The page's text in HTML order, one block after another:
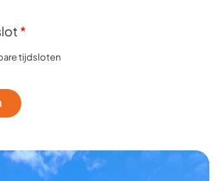
*
tijdsloten